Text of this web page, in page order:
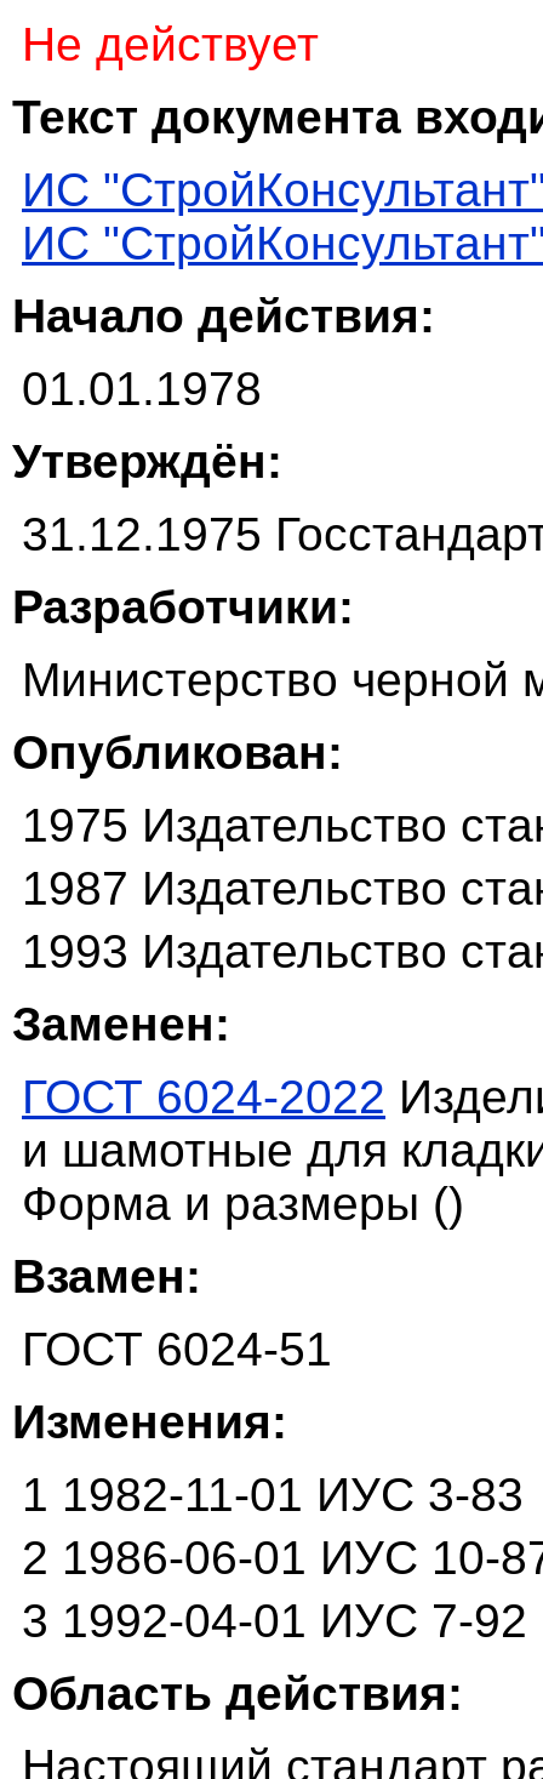
Не действует
Текст документа
ИС
ИС
Начало действия:
01.01.1978
Утверждён:
31.12.1975
Разработчики:
Министерство черной
Опубликован:
1975 Издательство
1987 Издательство
1993 Издательство
Заменен:
ГОСТ 6024-2022
и шамотные для
Форма и размеры ()
Взамен:
ГОСТ 6024-51
Изменения:
1 1982-11-01 ИУС 3-83
2 1986-06-01 ИУС 10-
3 1992-04-01 ИУС 7-92
Область действия:
Настоящий стандарт